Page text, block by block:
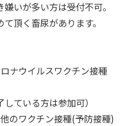
いが多い方は受付不可。
頂く畜尿があります。
ナウイルスワクチン接種
ている方は参加可）
のワクチン接種(予防接種)